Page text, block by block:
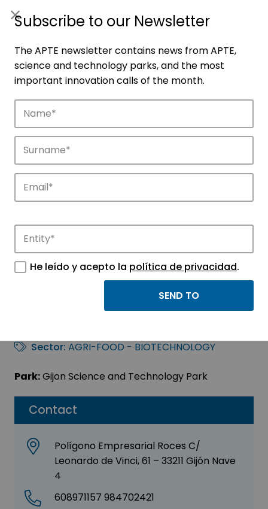
Companies
Discover the companies that drive
innovation in APTE’s parks.
Contact
Polígono Empresarial Roces C/
Leonardo de Vinci, 61 – 33211 Gijón Nave
4
608971157 984702421
RAW SUPERDRINK, S.
Sector: AGRI-FOOD - BIOTECHNOLOGY
Park:Gijon Science and Technology Park
Subscribe to our Newsletter
The APTE newsletter contains news from APTE,
science and technology parks, and the most
important innovation calls of the month.
He leído y acepto la política de privacidad.